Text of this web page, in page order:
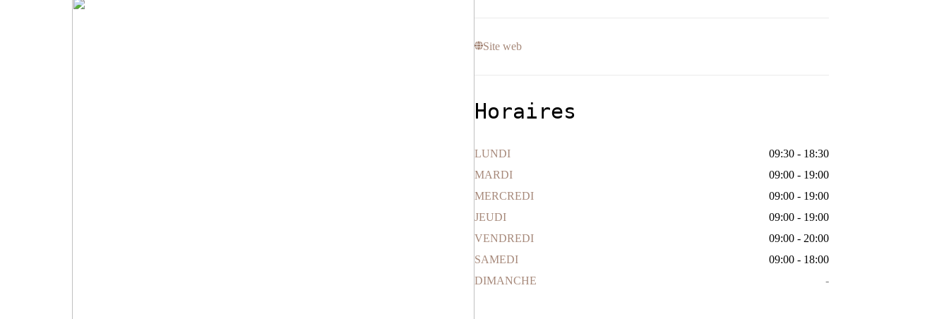
Site web
Horaires
LUNDI
09:30 - 18:30
MARDI
09:00 - 19:00
MERCREDI
09:00 - 19:00
JEUDI
09:00 - 19:00
VENDREDI
09:00 - 20:00
SAMEDI
09:00 - 18:00
DIMANCHE
-